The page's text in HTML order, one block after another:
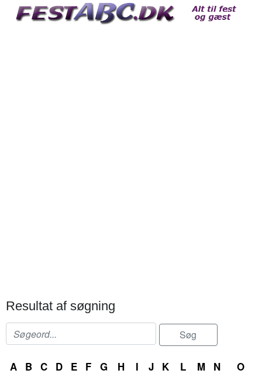
Resultat af søgning
A B C D E F G H I J K L M N
O